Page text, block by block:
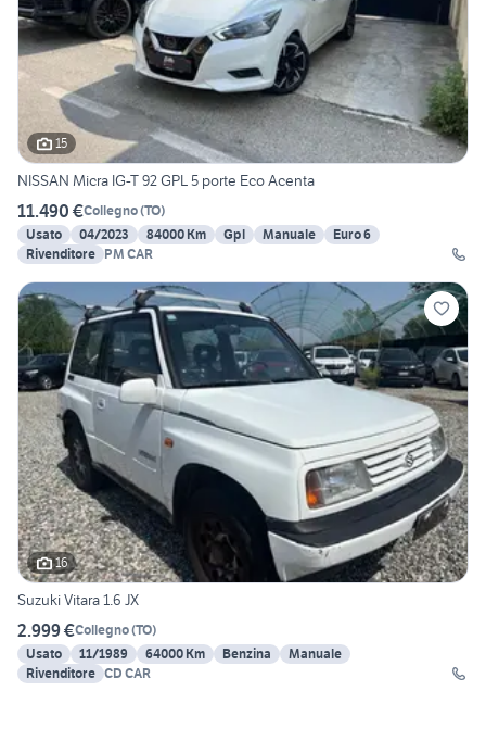
15
NISSAN Micra IG-T 92 GPL 5 porte Eco Acenta
11.490 €Collegno(TO)
Usato
04/2023 84000 Km Gpl Manuale
Euro 6
Rivenditore PM CAR
16
Suzuki Vitara 1.6 JX
2.999 €Collegno(TO)
Usato
11/1989 64000 Km Benzina
Manuale
Rivenditore CD CAR